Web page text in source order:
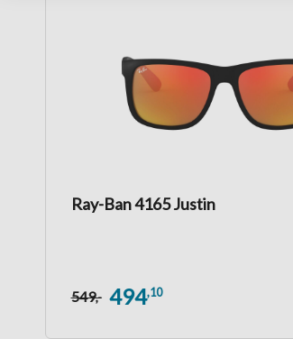
Ray-Ban 4165 Justin
549,- 494,10